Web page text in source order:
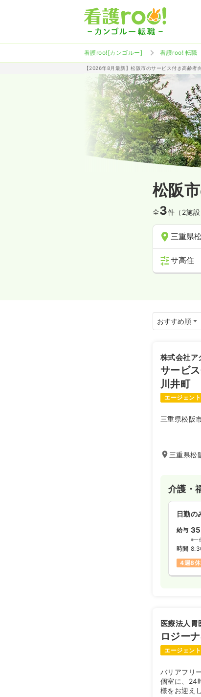
看護roo![カンゴルー] 看護roo! 転職
【2026年8月最新】松阪市のサービス付き高齢
松阪
全3件（2施設
三重県
サ高住
株式会社ア
サービ
川井町
エージェン
三重県松阪
三重県松
介護・
日勤の
給与
※一
時間
4週8
医療法人胃
ロジー
エージェン
バリアフリ
個室に、24
様をお迎え